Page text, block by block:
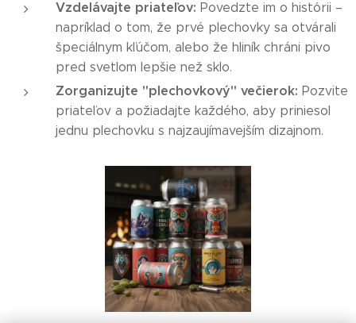
Vzdelávajte priateľov: Povedzte im o histórii –
napríklad o tom, že prvé plechovky sa otvárali
špeciálnym kľúčom, alebo že hliník chráni pivo
pred svetlom lepšie než sklo.
Zorganizujte "plechovkový" večierok: Pozvite
priateľov a požiadajte každého, aby priniesol
jednu plechovku s najzaujímavejším dizajnom.